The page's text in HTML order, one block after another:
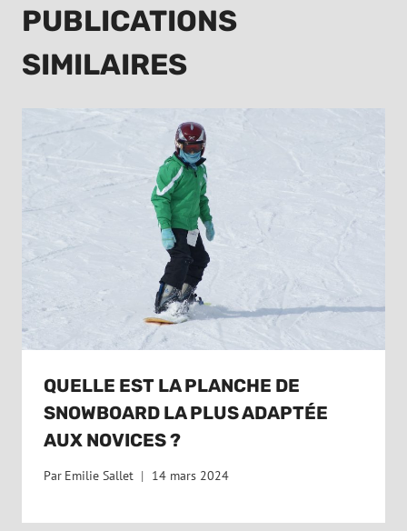
PUBLICATIONS
SIMILAIRES
QUELLE EST LA PLANCHE DE
SNOWBOARD LA PLUS ADAPTÉE
AUX NOVICES ?
Par Emilie Sallet 14 mars 2024